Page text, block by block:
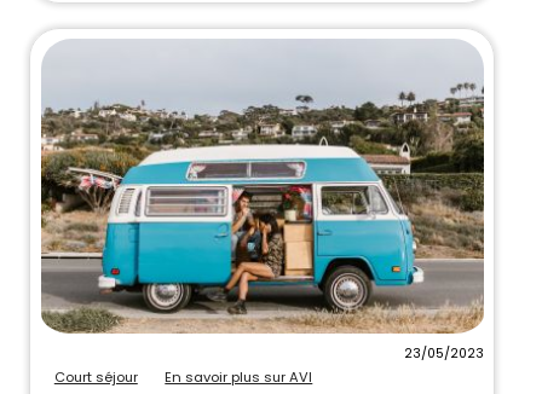
23/05/2023
Court séjour En savoir plus sur AVI